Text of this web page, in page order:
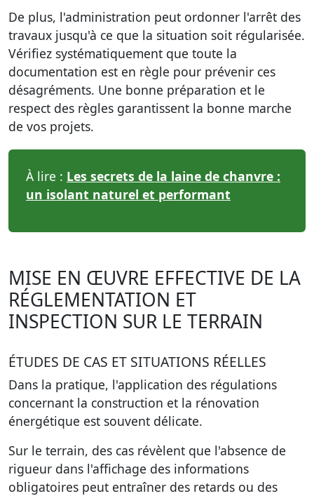
De plus, l'administration peut ordonner l'arrêt des
travaux jusqu'à ce que la situation soit régularisée.
Vérifiez systématiquement que toute la
documentation est en règle pour prévenir ces
désagréments. Une bonne préparation et le
respect des règles garantissent la bonne marche
de vos projets.
À lire : Les secrets de la laine de chanvre :
un isolant naturel et performant
MISE EN ŒUVRE EFFECTIVE DE LA
RÉGLEMENTATION ET
INSPECTION SUR LE TERRAIN
ÉTUDES DE CAS ET SITUATIONS RÉELLES
Dans la pratique, l'application des régulations
concernant la construction et la rénovation
énergétique est souvent délicate.
Sur le terrain, des cas révèlent que l'absence de
rigueur dans l'affichage des informations
obligatoires peut entraîner des retards ou des